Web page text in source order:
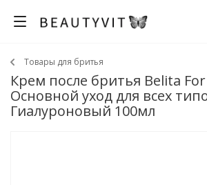
Товары для бритья
Крем после бритья Belita
Основной уход для всех
Гиалуроновый 100мл